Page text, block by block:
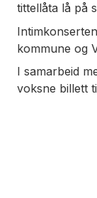
tittellåta lå på
kommune og
I samarbeid
voksne billett